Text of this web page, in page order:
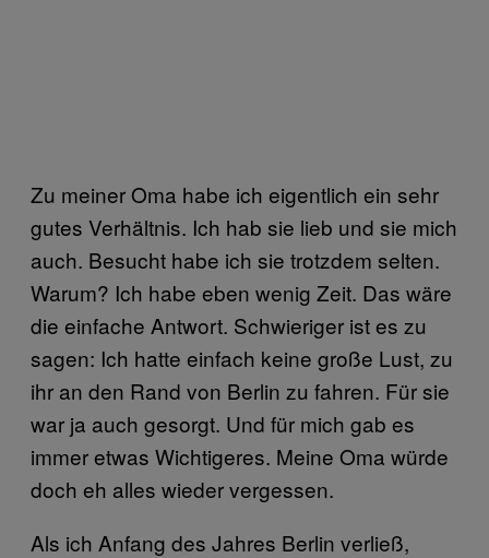
Zu meiner Oma habe ich eigentlich ein sehr
gutes Verhältnis. Ich hab sie lieb und sie mich
auch. Besucht habe ich sie trotzdem selten.
Warum? Ich habe eben wenig Zeit. Das wäre
die einfache Antwort. Schwieriger ist es zu
sagen: Ich hatte einfach keine große Lust, zu
ihr an den Rand von Berlin zu fahren. Für sie
war ja auch gesorgt. Und für mich gab es
immer etwas Wichtigeres. Meine Oma würde
doch eh alles wieder vergessen.
Als ich Anfang des Jahres Berlin verließ,